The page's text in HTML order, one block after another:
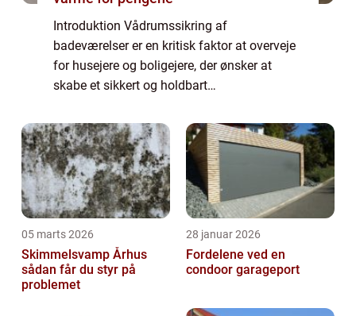
Introduktion Vådrumssikring af
badeværelser er en kritisk faktor at overveje
for husejere og boligejere, der ønsker at
skabe et sikkert og holdbart
planlægger en renovering eller opførelse af
et badeværelse fra bunden,...
05 marts 2026
Skimmelsvamp Århus
sådan får du styr på
problemet
28 januar 2026
Fordelene ved en
condoor garageport